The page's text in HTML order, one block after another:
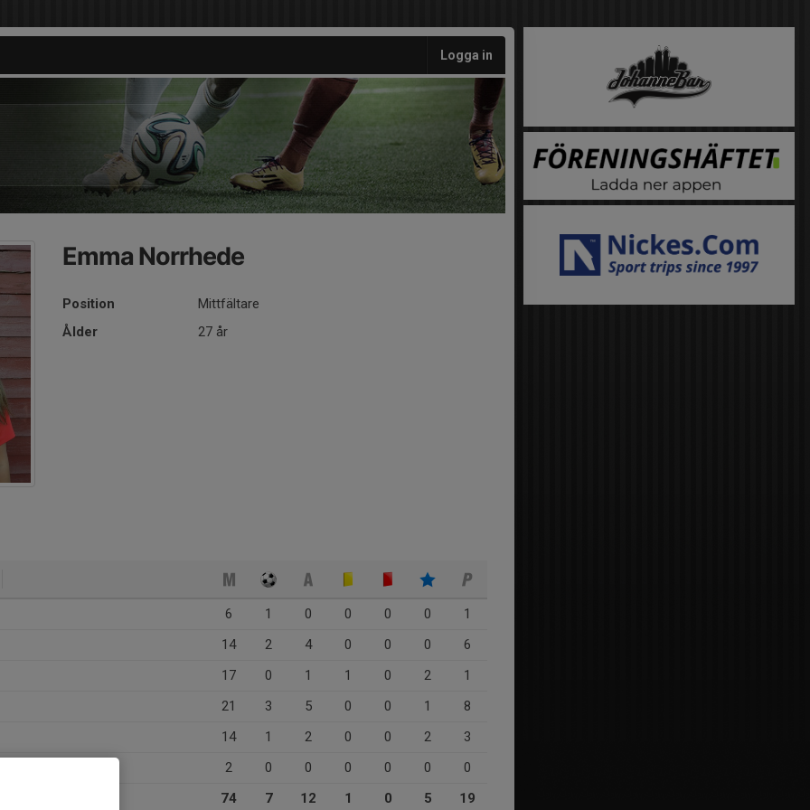
Logga in
Emma Norrhede
Position
Mittfältare
Ålder
27 år
6 1 0 0 0 0
1
14 2 4 0 0 0
6
17 0 1 1 0 2
1
21 3 5 0 0 1
8
14 1 2 0 0 2
3
2 0 0 0 0 0
0
74 7 12 1 0 5 19